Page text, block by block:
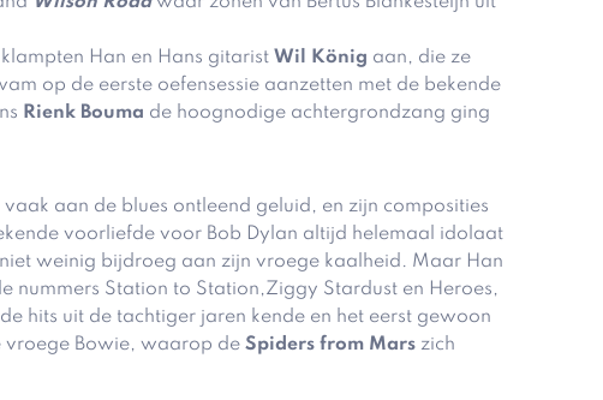
Han en Hans gitarist Wil König aan, die ze
op de eerste oefensessie aanzetten met de bekende
Rienk Bouma de hoognodige achtergrondzang ging
aan de blues ontleend geluid, en zijn composities
voorliefde voor Bob Dylan altijd helemaal idolaat
weinig bijdroeg aan zijn vroege kaalheid. Maar Han
nummers Station to Station,Ziggy Stardust en Heroes,
hits uit de tachtiger jaren kende en het eerst gewoon
vroege Bowie, waarop de Spiders from Mars zich